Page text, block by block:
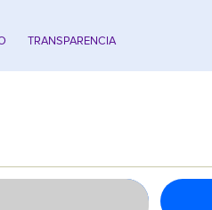
TRANSPARENCIA